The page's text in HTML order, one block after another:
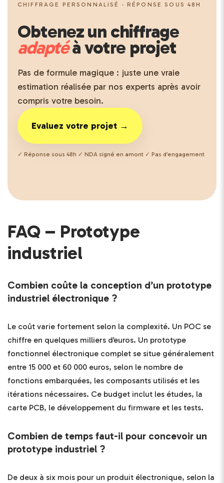
CHIFFRAGE PERSONNALISÉ · RÉPONSE SOUS 48H
Obtenez un chiffrage
adaptéà votre projet
Pas de formule magique : juste une vraie
estimation réalisée par nos experts après avoir
compris votre besoin.
Evaluez votre projet →
✓ Réponse sous 48h ✓ NDA signé en amont ✓ Pas d’engagement
FAQ – Prototype
industriel
Combien coûte la conception d’un prototype
industriel électronique ?
Le coût varie fortement selon la complexité. Un POC se
chiffre en quelques milliers d’euros. Un prototype
fonctionnel électronique complet se situe généralement
entre 15 000 et 60 000 euros, selon le nombre de
fonctions embarquées, les composants utilisés et les
itérations nécessaires. Ce budget inclut les études, la
carte PCB, le développement du firmware et les tests.
Combien de temps faut-il pour concevoir un
prototype industriel ?
De deux à six mois pour un produit électronique, selon la